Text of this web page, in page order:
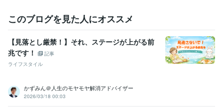
食品業界
湘南工科大学附属高等学校 1982年3月 ~ 1985年2月
新東京歯科技工士専門学校
生成AIの学校「飛翔」
語学力
英語 日常会話レベル
このブログを見た人にオススメ
【見落とし厳禁！】それ、ステージが上がる前
兆です！
記事
ライフスタイル
かずみん＠人生のモヤモヤ解消アドバイザー
2026/03/18 00:03